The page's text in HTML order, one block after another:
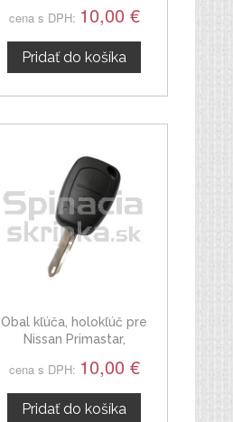
cena s DPH: 10,00 €
Pridať do košíka
Obal kľúča, holokľúč pre
Nissan Primastar,
cena s DPH: 10,00 €
Pridať do košíka